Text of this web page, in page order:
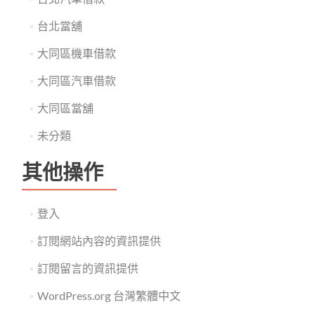
台北當舖
大同區機車借款
大同區汽車借款
大同區當舖
未分類
其他操作
登入
訂閱網站內容的資訊提供
訂閱留言的資訊提供
WordPress.org 台灣繁體中文